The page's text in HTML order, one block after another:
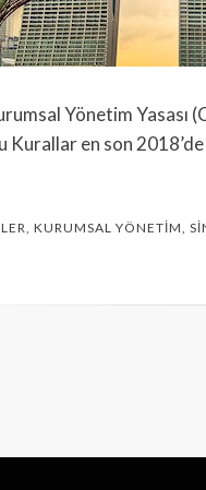
Yönetim
Kurallar en son
, KURUMSAL YÖNETIM,